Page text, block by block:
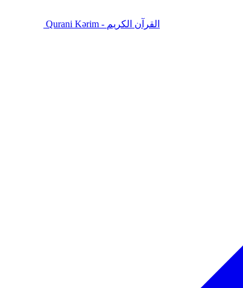
Qurani Kərim - القرآن الكريم